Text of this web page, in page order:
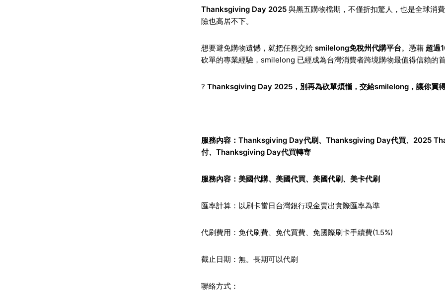
Thanksgiving Day 2025與黑五購物檔期，不僅折扣驚人，也是全球消
險也高居不下。
想要避免購物遺憾，就把任務交給 smilelong免稅州代購平台。憑藉 超過
砍單的專業經驗，smilelong 已經成為台灣消費者跨境購物最值得信賴的首
? Thanksgiving Day 2025，別再為砍單煩惱，交給smilelong，讓你買得
服務內容： Thanksgiving Day代刷、 Thanksgiving Day代買、 2025
付、Thanksgiving Day代買轉寄
服務內容： 美國代購、 美國代買、 美國代刷、 美卡代刷
匯率計算：以刷卡當日台灣銀行現金賣出實際匯率為準
代刷費用：免代刷費、免代買費、免國際刷卡手續費(1.5%)
截止日期：無。長期可以代刷
聯絡方式：